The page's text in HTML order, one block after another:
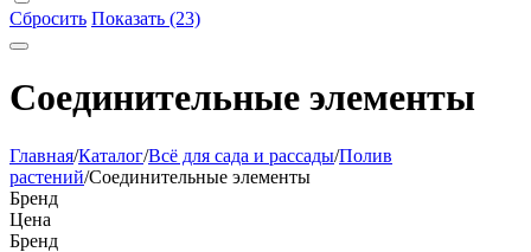
Сбросить Показать (23)
Соединительные элементы
Главная/Каталог/Всё для сада и рассады/Полив
растений/Соединительные элементы
Бренд
Цена
Бренд